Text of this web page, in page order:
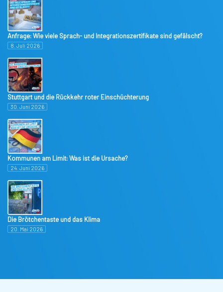
Anfrage: Wie viele Sprach- und Integrationszertifikate sind gefälscht?
8. Juli 2026
Stuttgart und die Rückkehr roter Einschüchterung
30. Juni 2026
Kommunen am Limit: Was ist die Ursache?
24. Juni 2026
Die Brötchentaste und das Klima
20. Mai 2026